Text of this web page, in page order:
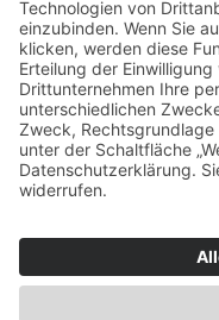
*Alle Preise inkl.
Versandkosten.
©2026
Produkt Details